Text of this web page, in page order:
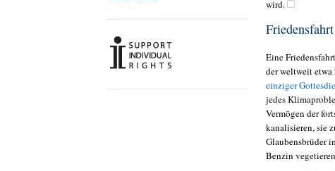
wird.
Eine
der weltweit etwa
einziger
jedes
Vermögen der
kanalisieren, sie
Glaubensbrüder
Benzin